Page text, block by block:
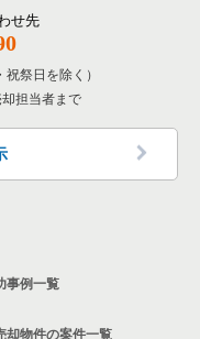
覧
覧
覧
一覧
件一覧
一覧
覧
せ先
祭日を除く）
担当者まで
事例一覧
却物件の案件一覧